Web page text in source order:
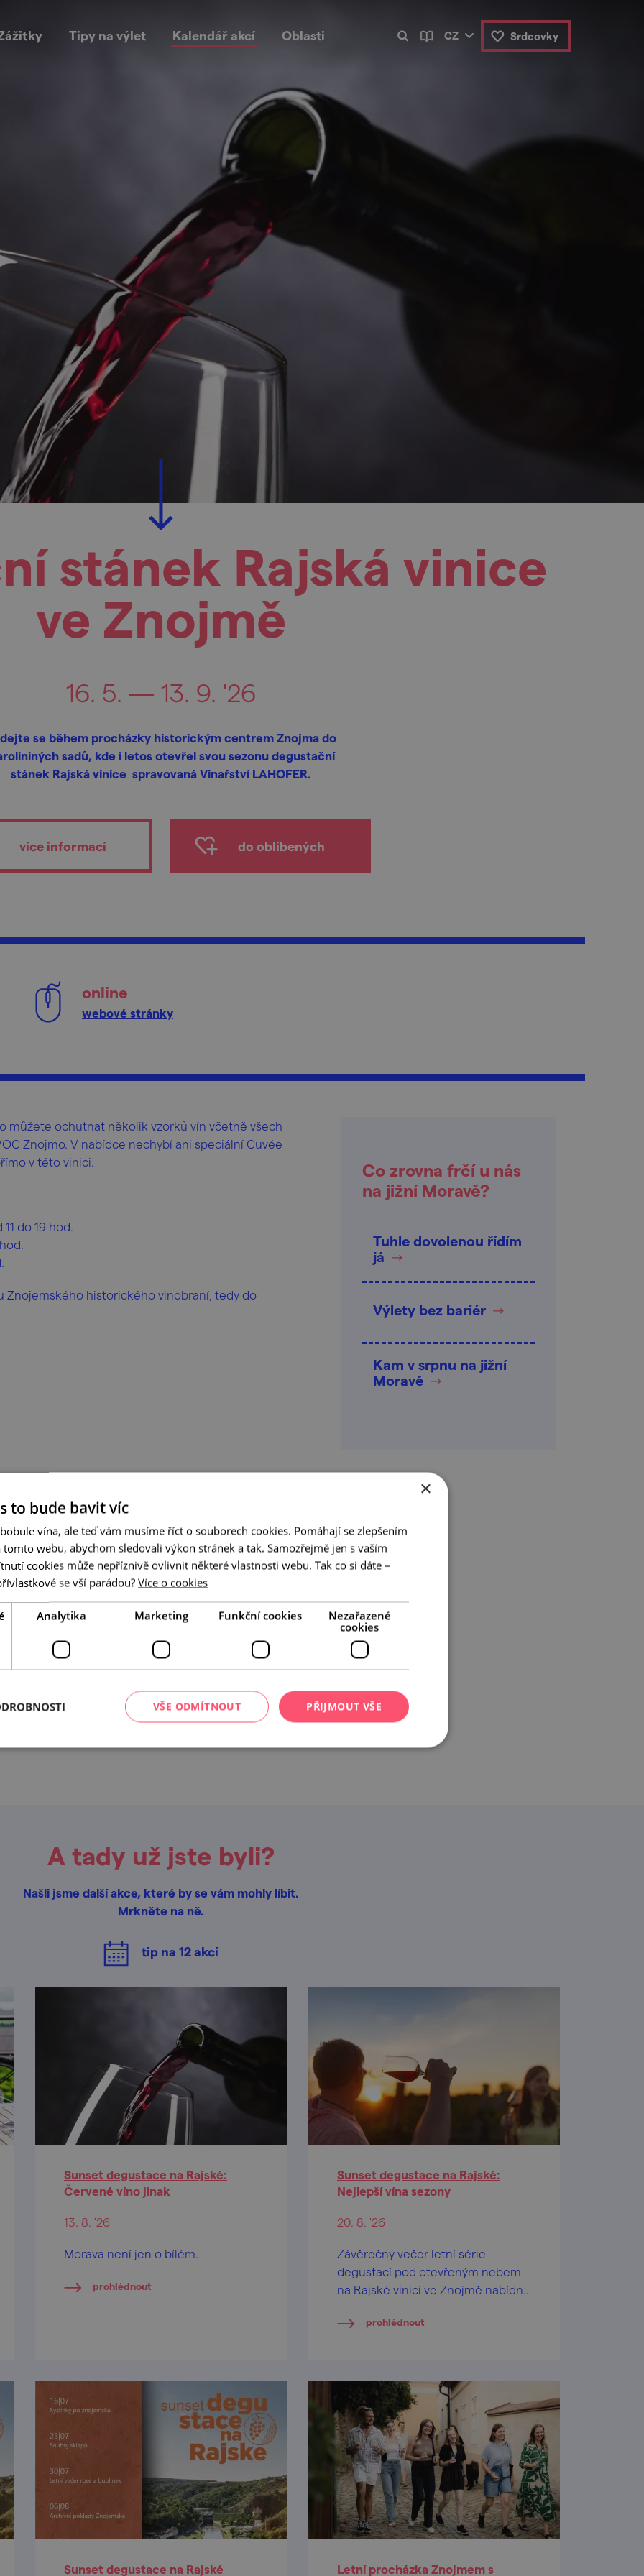
Tipy na výlet Kalendář akcí Oblasti CZ Srdcovky
stánek Rajská vinice
ve Znojmě
16. 5. — 13. 9. '26
se během procházky historickým centrem Znojma do
sadů, kde i letos otevřel svou sezonu degustační
stánek Rajská vinice spravovaná Vinařství LAHOFER.
více informací do oblíbených
online
webové stránky
můžete ochutnat několik vzorků vín včetně všech
Znojmo. V nabídce nechybí ani speciální Cuvée
v této vinici.
do 19 hod.
Znojemského historického vinobraní, tedy do
Co zrovna frčí u nás
na jižní Moravě?
Tuhle dovolenou řídím
já
Výlety bez bariér
Kam v srpnu na jižní
Moravě
A tady už jste byli?
Našli jsme další akce, které by se vám mohly líbit.
Mrkněte na ně.
tip na 12akcí
Sunset degustace na Rajské:
Červené víno jinak
13. 8. '26
Morava není jen o bílém.
prohlédnout
Sunset degustace na Rajské:
Nejlepší vína sezony
20. 8. '26
Závěrečný večer letní série
degustací pod otevřeným nebem
na Rajské vinici ve Znojmě nabídne
představila znojemská vinařství.
prohlédnout
Sunset degustace na Rajské Letní procházka Znojmem s
×
to bude bavit víc
vína, ale teď vám musíme říct o souborech cookies. Pomáhají se zlepšením
tomto webu, abychom sledovali výkon stránek a tak. Samozřejmě jen s vaším
cookies může nepříznivě ovlivnit některé vlastnosti webu. Tak co si dáte –
se vší parádou? Více o cookies
Analytika Marketing Funkční cookies
Nezařazené
cookies
PŘIJMOUT VŠE
VŠE ODMÍTNOUT